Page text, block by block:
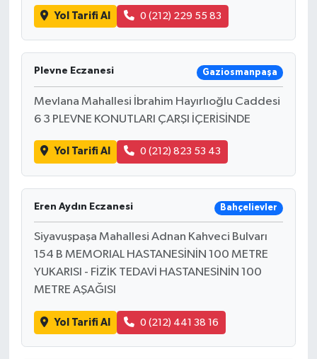
Yol Tarifi Al 0 (212) 229 55 83
Plevne Eczanesi Gaziosmanpaşa
Mevlana Mahallesi İbrahim Hayırlıoğlu Caddesi
6 3 PLEVNE KONUTLARI ÇARŞI İÇERİSİNDE
Yol Tarifi Al 0 (212) 823 53 43
Eren Aydın Eczanesi Bahçelievler
Siyavuşpaşa Mahallesi Adnan Kahveci Bulvarı
154 B MEMORIAL HASTANESİNİN 100 METRE
YUKARISI - FİZİK TEDAVİ HASTANESİNİN 100
METRE AŞAĞISI
Yol Tarifi Al 0 (212) 441 38 16